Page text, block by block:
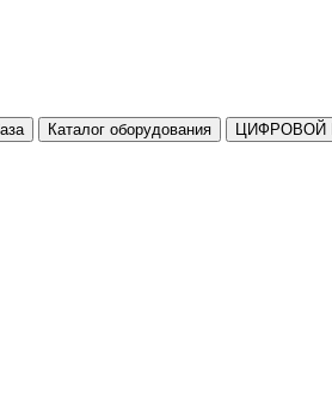
Каталог оборудования ЦИФРОВОЙ